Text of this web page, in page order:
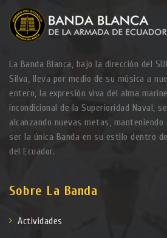
La Banda Blanca, bajo la dirección del
Silva, lleva por medio de su música a
entero, la expresión viva del alma
incondicional de la Superioridad Naval,
alcanzando nuevas metas,
ser la única Banda en su estilo dentro
del Ecuador.
Sobre La Banda
Actividades